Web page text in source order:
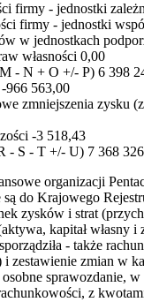
firmy - jednostki
firmy - jednostki
w jednostkach
własności 0,00
- N + O +/- P) 6 398
-966 563,00
zmniejszenia zysku
-3 518,43
- S - T +/- U) 7 368
organizacji
są do Krajowego
zysków i strat
kapitał własny i
- także
zestawienie zmian w
sprawozdanie, w
z